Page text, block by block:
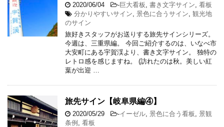
2020/06/04 -巨大看板 書き文字サイン 看板
分かりやすいサイン 景色に合うサイン 観光地
のサイン
旅好きスタッフがお送りする旅先サインシリーズ。
今週は、三重県編。 今回ご紹介するのは、いなべ市
大安町にある宇賀渓より、書き文字サイン。 独特の
レトロ感を感じますね。 (訪れたのは秋。美しい紅
葉が出迎 …
旅先サイン【岐阜県編④】
2020/05/29 -イーゼル 景色に合う看板 景観
条例 看板